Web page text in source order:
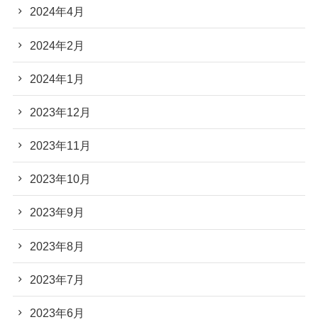
2024年4月
2024年2月
2024年1月
2023年12月
2023年11月
2023年10月
2023年9月
2023年8月
2023年7月
2023年6月